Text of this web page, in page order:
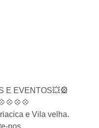
E EVENTOS💥🎡
e Vila velha.
nos